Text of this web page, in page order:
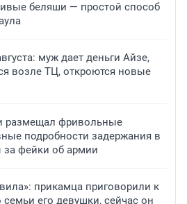
беляши — простой способ
муж дает деньги Айзе,
возле ТЦ, откроются новые
размещал фривольные
подробности задержания в
за фейки об армии
прикамца приговорили к
семьи его девушки, сейчас он